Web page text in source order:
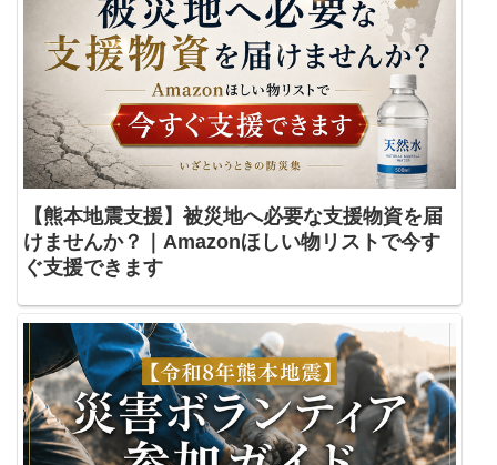
【熊本地震支援】被災地へ必要な支援物資を届
けませんか？｜Amazonほしい物リストで今す
ぐ支援できます